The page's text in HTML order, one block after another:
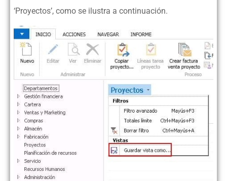
‘Proyectos’, como se ilustra a continuación.